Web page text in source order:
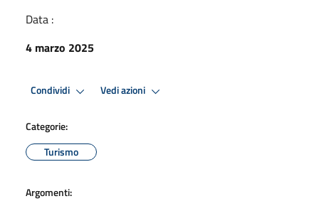
Data :
4 marzo 2025
Condividi Vedi azioni
Categorie:
Turismo
Argomenti: